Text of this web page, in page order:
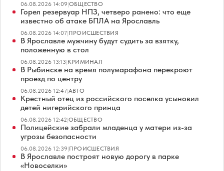
06.08.2026 14:09|ОБЩЕСТВО
Горел резервуар НПЗ, четверо ранено: что еще
известно об атаке БПЛА на Ярославль
06.08.2026 14:07|ПРОИСШЕСТВИЯ
В Ярославле мужчину будут судить за взятку,
положенную в стол
06.08.2026 13:13|КРИМИНАЛ
В Рыбинске на время полумарафона перекроют
проезд по центру
06.08.2026 12:47|АВТО
Крестный отец из российского поселка усыновил
детей нигерийского принца
06.08.2026 12:42|ОБЩЕСТВО
Полицейские забрали младенца у матери из-за
угрозы безопасности
06.08.2026 12:39|ПРОИСШЕСТВИЯ
В Ярославле построят новую дорогу в парке
«Новоселки»